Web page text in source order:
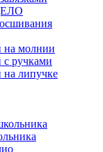
на молнии
с ручками
на липучке